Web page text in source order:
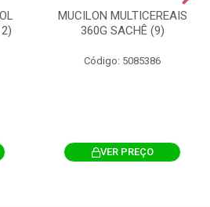
MUCILON MULTICEREAIS
360G SACHÊ (9)
Código: 5085386
VER PREÇO